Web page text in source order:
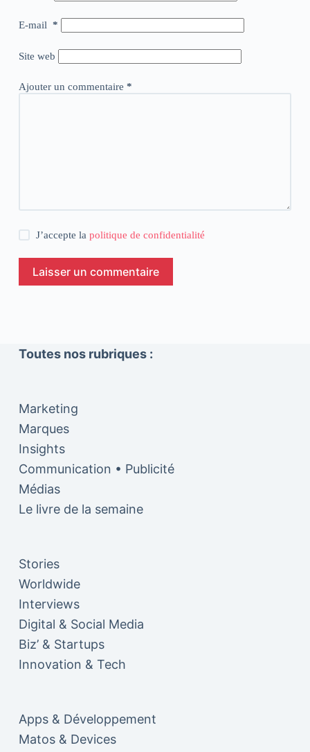
E-mail *
Site web
Ajouter un commentaire *
J’accepte lapolitique de confidentialité
Laisser un commentaire
Toutes nos rubriques :
Marketing
Marques
Insights
Communication • Publicité
Médias
Le livre de la semaine
Stories
Worldwide
Interviews
Digital & Social Media
Biz’ & Startups
Innovation & Tech
Apps & Développement
Matos & Devices